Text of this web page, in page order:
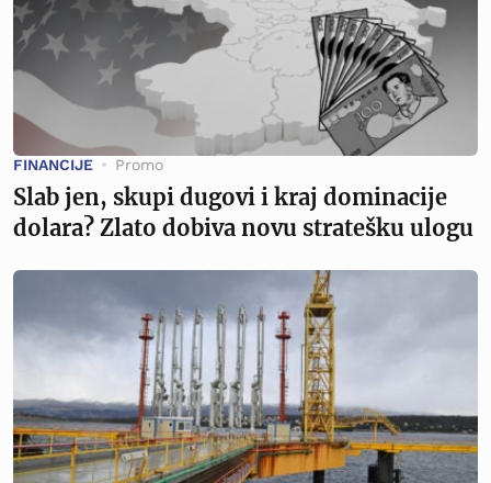
FINANCIJE Promo
Slab jen, skupi dugovi i kraj dominacije
dolara? Zlato dobiva novu stratešku ulogu